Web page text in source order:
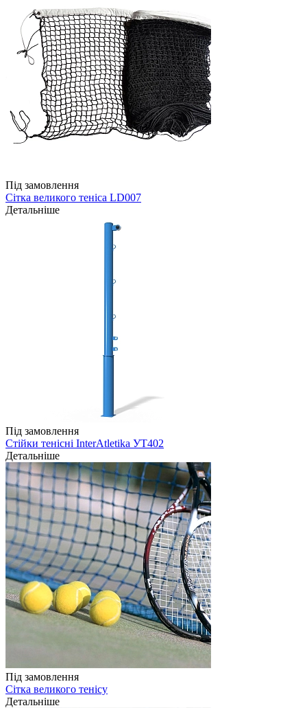
Під замовлення
Сітка великого теніса LD007
Детальніше
Під замовлення
Стійки тенісні InterAtletika УТ402
Детальніше
Під замовлення
Сітка великого тенісу
Детальніше